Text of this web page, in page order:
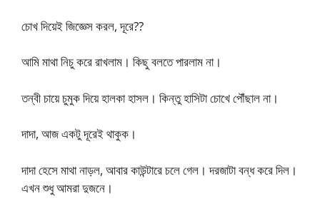
চোখ দিয়েই জিজ্ঞেস করল, দূরে??
আমি মাথা নিচু করে রাখলাম। কিছু বলতে পারলাম না।
তন্বী চায়ে চুমুক দিয়ে হালকা হাসল। কিন্তু হাসিটা চোখে পৌঁছাল না।
দাদা, আজ একটু দূরেই থাকুক।
দাদা হেসে মাথা নাড়ল, আবার কাউন্টারে চলে গেল। দরজাটা বন্ধ করে দিল।
এখন শুধু আমরা দুজনে।